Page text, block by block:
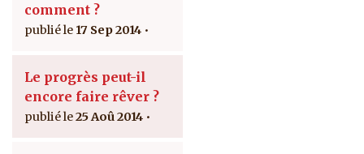
comment ?
17 Sep 2014
Le progrès peut-il
encore faire rêver ?
25 Aoû 2014